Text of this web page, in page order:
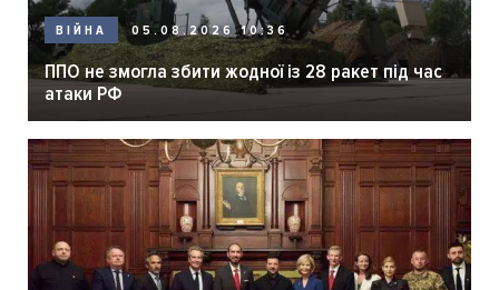
ВІЙНА 05.08.2026 10:36
ППО не змогла збити жодної із 28 ракет під час
атаки РФ